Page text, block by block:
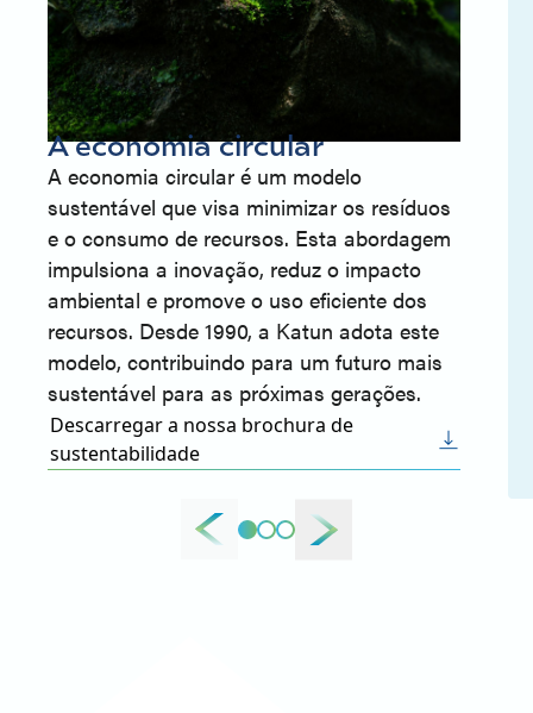
A economia circular
A economia circular é um modelo
sustentável que visa minimizar os resíduos
e o consumo de recursos. Esta abordagem
impulsiona a inovação, reduz o impacto
ambiental e promove o uso eficiente dos
recursos. Desde 1990, a Katun adota este
modelo, contribuindo para um futuro mais
sustentável para as próximas gerações.
Descarregar a nossa brochura de
sustentabilidade